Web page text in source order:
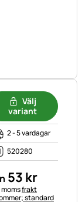
Välj
variant
2 - 5 vardagar
520280
53 kr
momsfrakt
standard